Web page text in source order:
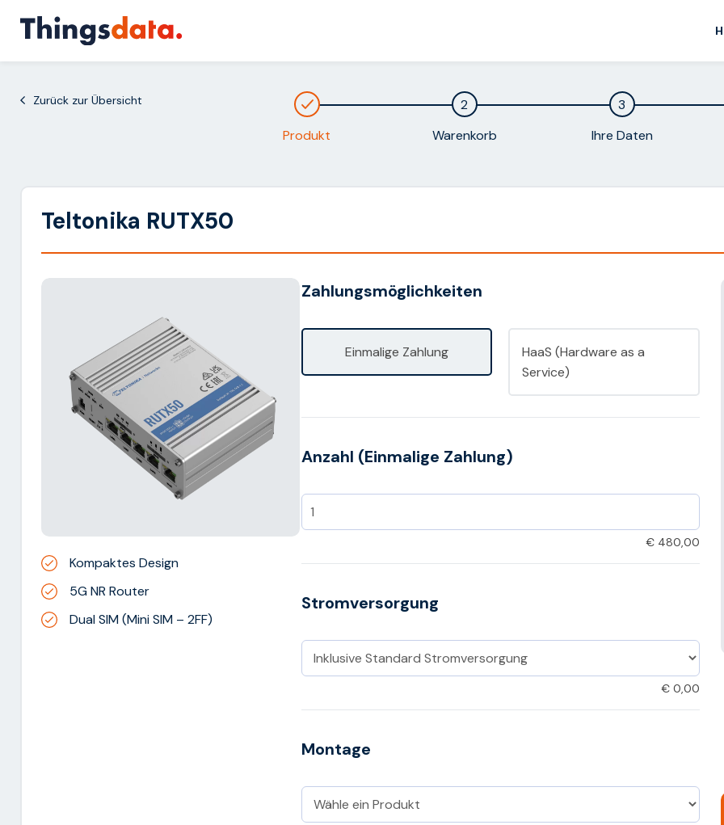
content
Zurück zur Übersicht
Produkt
2
Warenkorb
3
Ihre Daten
Teltonika RUTX50
Kompaktes Design
5G NR Router
Dual SIM (Mini SIM – 2FF)
Zahlungsmöglichkeiten
Einmalige Zahlung
HaaS (Hardware as a
Service)
Anzahl (Einmalige Zahlung)
€480,00
Stromversorgung
€0,00
Montage